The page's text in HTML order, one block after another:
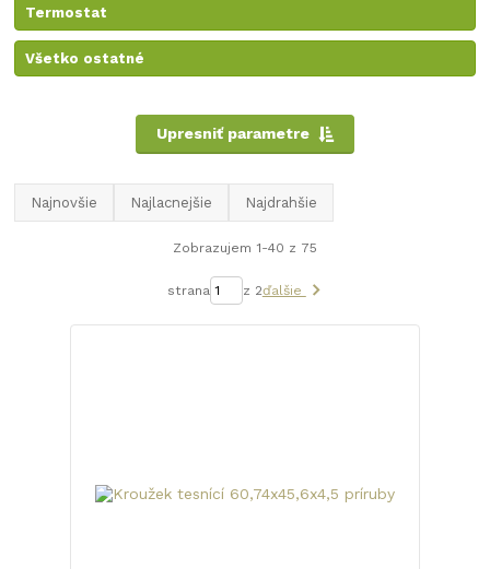
Termostat
Všetko ostatné
Upresniť parametre
Najnovšie Najlacnejšie Najdrahšie
Zobrazujem 1-40 z 75
strana z 2ďalšie